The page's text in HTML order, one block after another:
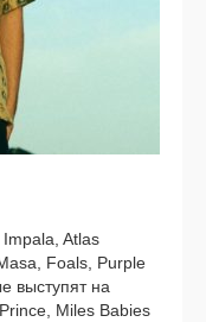
Atlas
Foals, Purple
высту­пят на
Miles Babies